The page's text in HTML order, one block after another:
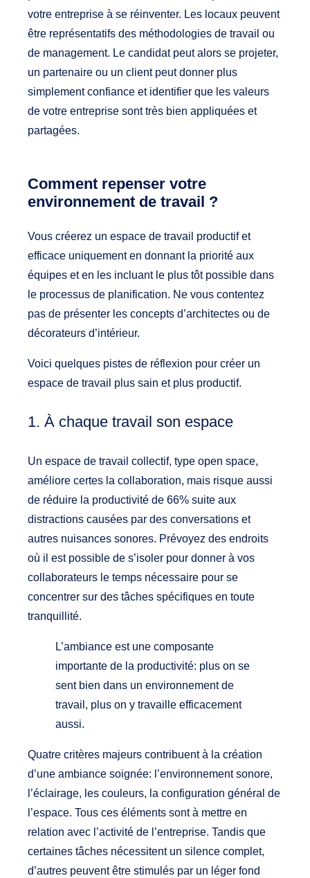
votre entreprise à se réinventer. Les locaux peuvent
être représentatifs des méthodologies de travail ou
de management. Le candidat peut alors se projeter,
un partenaire ou un client peut donner plus
simplement confiance et identifier que les valeurs
de votre entreprise sont très bien appliquées et
partagées.
Comment repenser votre
environnement de travail ?
Vous créerez un espace de travail productif et
efficace uniquement en donnant la priorité aux
équipes et en les incluant le plus tôt possible dans
le processus de planification. Ne vous contentez
pas de présenter les concepts d’architectes ou de
décorateurs d’intérieur.
Voici quelques pistes de réflexion pour créer un
espace de travail plus sain et plus productif.
1. À chaque travail son espace
Un espace de travail collectif, type open space,
améliore certes la collaboration, mais risque aussi
de réduire la productivité de 66% suite aux
distractions causées par des conversations et
autres nuisances sonores. Prévoyez des endroits
où il est possible de s’isoler pour donner à vos
collaborateurs le temps nécessaire pour se
concentrer sur des tâches spécifiques en toute
tranquillité.
L’ambiance est une composante
importante de la productivité: plus on se
sent bien dans un environnement de
travail, plus on y travaille efficacement
aussi.
Quatre critères majeurs contribuent à la création
d’une ambiance soignée: l’environnement sonore,
l’éclairage, les couleurs, la configuration général de
l’espace. Tous ces éléments sont à mettre en
relation avec l’activité de l’entreprise. Tandis que
certaines tâches nécessitent un silence complet,
d’autres peuvent être stimulés par un léger fond